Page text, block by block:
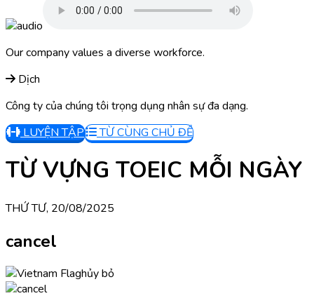
Our company values a diverse workforce.
Dịch
Công ty của chúng tôi trọng dụng nhân sự đa dạng.
LUYỆN TẬP
TỪ CÙNG CHỦ ĐỀ
TỪ VỰNG TOEIC MỖI NGÀY
THỨ TƯ, 20/08/2025
cancel
hủy bỏ